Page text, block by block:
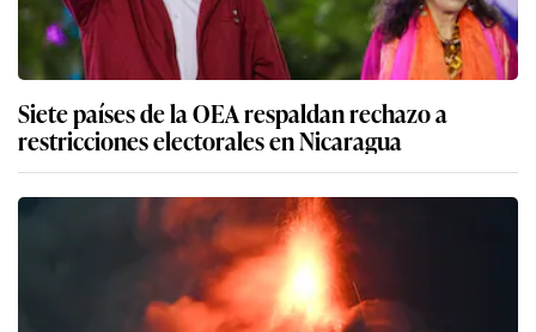
Siete países de la OEA respaldan rechazo a
restricciones electorales en Nicaragua